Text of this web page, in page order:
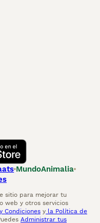
MundoAnimalia
sitio para mejorar tu
web y otros servicios
Condiciones y la Política de
Administrar tus